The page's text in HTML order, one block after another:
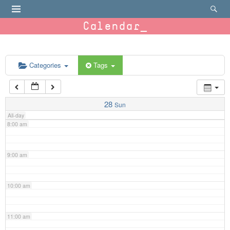
Calendar
Categories Tags
28 Sun
All-day
6:00 am
7:00 am
8:00 am
9:00 am
10:00 am
11:00 am